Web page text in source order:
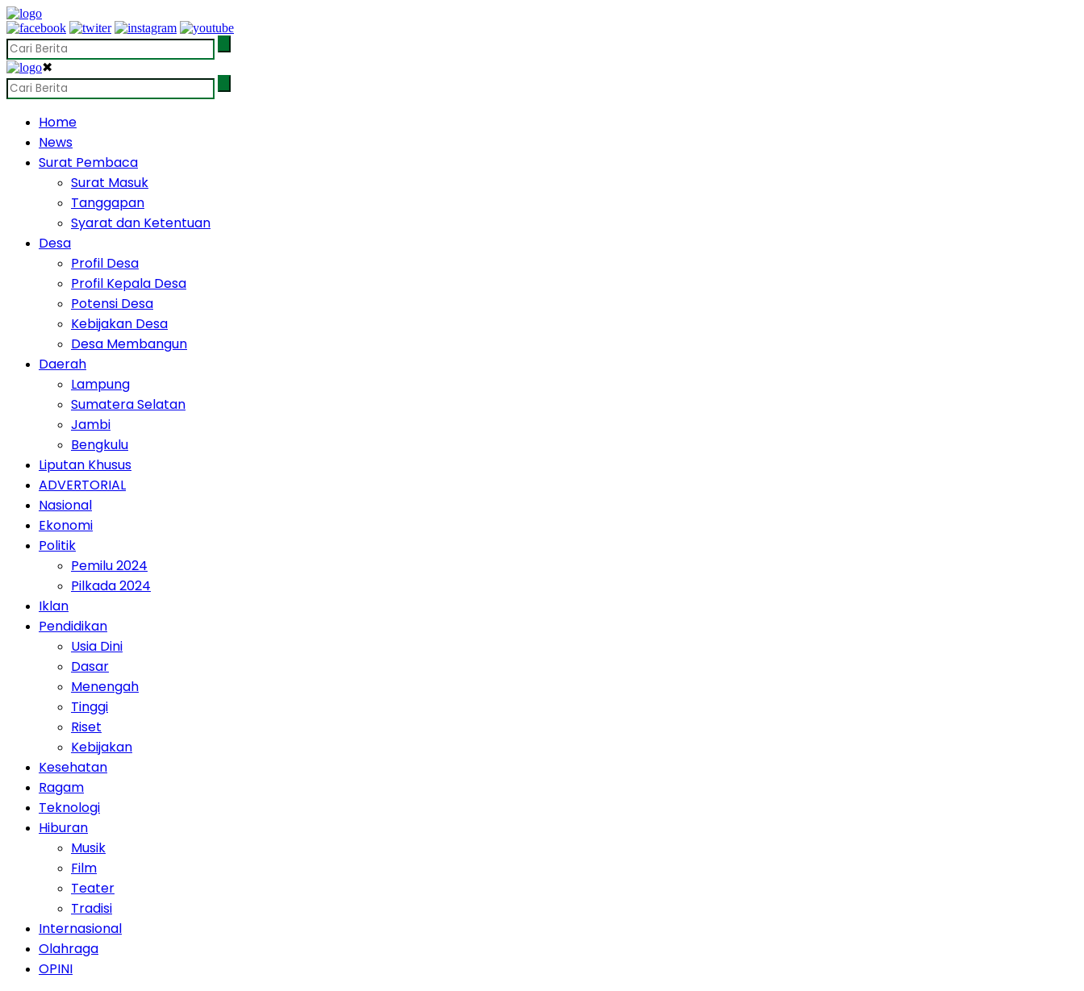
✖
Home
News
Surat Pembaca
Surat Masuk
Tanggapan
Syarat dan Ketentuan
Desa
Profil Desa
Profil Kepala Desa
Potensi Desa
Kebijakan Desa
Desa Membangun
Daerah
Lampung
Sumatera Selatan
Jambi
Bengkulu
Liputan Khusus
ADVERTORIAL
Nasional
Ekonomi
Politik
Pemilu 2024
Pilkada 2024
Iklan
Pendidikan
Usia Dini
Dasar
Menengah
Tinggi
Riset
Kebijakan
Kesehatan
Ragam
Teknologi
Hiburan
Musik
Film
Teater
Tradisi
Internasional
Olahraga
OPINI